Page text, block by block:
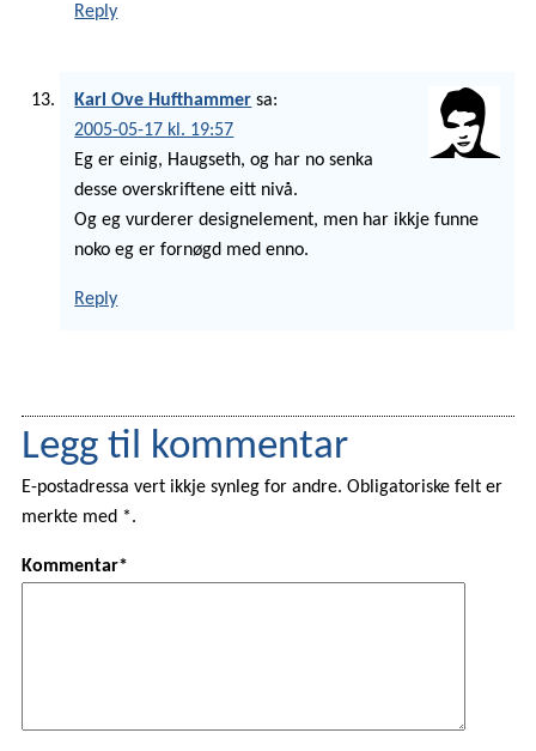
Reply
Karl Ove Hufthammer sa:
2005-05-17 kl. 19:57
Eg er einig, Haugseth, og har no senka
desse overskriftene eitt nivå.
Og eg vurderer designelement, men har ikkje funne
noko eg er fornøgd med enno.
Reply
Legg til kommentar
E-postadressa vert ikkje synleg for andre. Obligatoriske felt er
merkte med *.
Kommentar*